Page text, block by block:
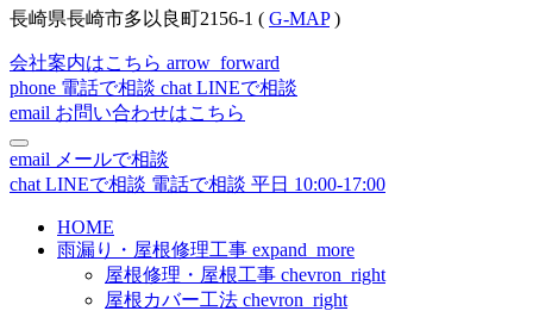
長崎県長崎市多以良町2156-1 ( G-MAP)
会社案内はこちら arrow_forward
phone 電話で相談 chat LINEで相談
email お問い合わせはこちら
email メールで相談
chat LINEで相談 電話で相談 平日 10:00-17:00
HOME
雨漏り・屋根修理工事 expand_more
屋根修理・屋根工事 chevron_right
屋根カバー工法 chevron_right